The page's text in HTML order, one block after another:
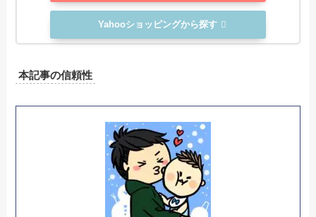
Yahooショッピングから探す
本記事の信頼性